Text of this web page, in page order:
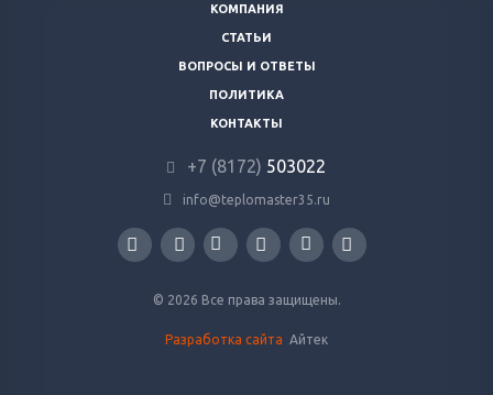
КОМПАНИЯ
СТАТЬИ
ВОПРОСЫ И ОТВЕТЫ
ПОЛИТИКА
КОНТАКТЫ
+7 (8172) 503022
info@teplomaster35.ru
© 2026 Все права защищены.
Разработка сайта Айтек